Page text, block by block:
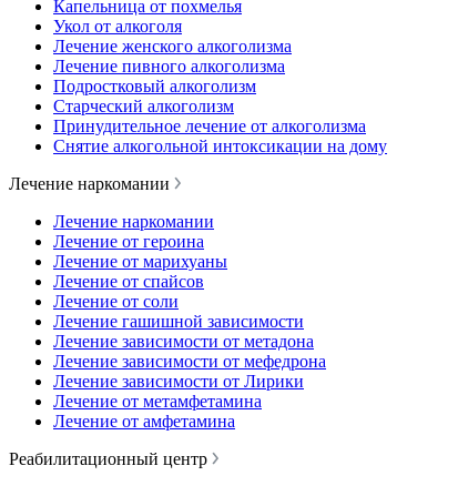
Капельница от похмелья
Укол от алкоголя
Лечение женского алкоголизма
Лечение пивного алкоголизма
Подростковый алкоголизм
Старческий алкоголизм
Принудительное лечение от алкоголизма
Снятие алкогольной интоксикации на дому
Лечение наркомании
Лечение наркомании
Лечение от героина
Лечение от марихуаны
Лечение от спайсов
Лечение от соли
Лечение гашишной зависимости
Лечение зависимости от метадона
Лечение зависимости от мефедрона
Лечение зависимости от Лирики
Лечение от метамфетамина
Лечение от амфетамина
Реабилитационный центр